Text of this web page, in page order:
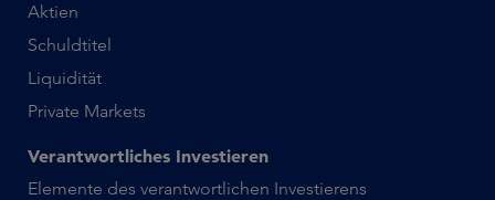
Aktien
Schuldtitel
Liquidität
Private Markets
Verantwortliches Investieren
Elemente des verantwortlichen Investierens